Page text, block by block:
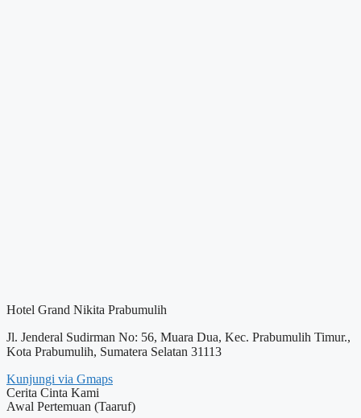
Hotel Grand Nikita Prabumulih
Jl. Jenderal Sudirman No: 56, Muara Dua, Kec. Prabumulih Timur.,
Kota Prabumulih, Sumatera Selatan 31113
Kunjungi via Gmaps
Cerita Cinta Kami
Awal Pertemuan (Taaruf)